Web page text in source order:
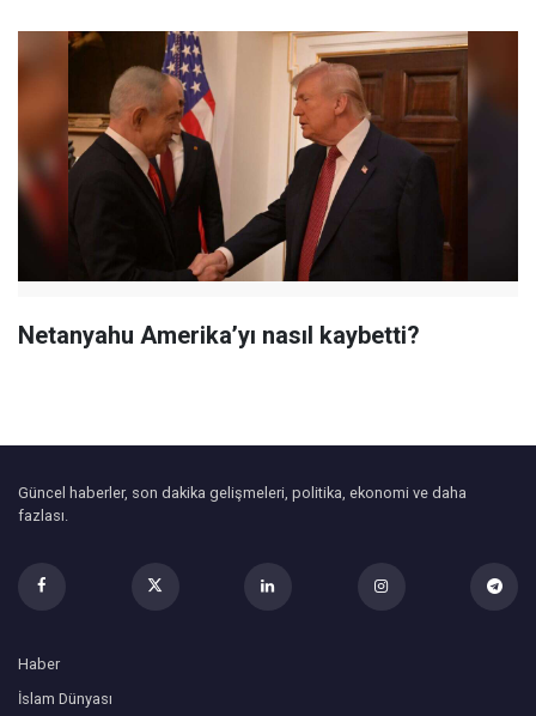
Netanyahu Amerika’yı nasıl kaybetti?
Güncel haberler, son dakika gelişmeleri, politika, ekonomi ve daha
fazlası.
Haber
İslam Dünyası